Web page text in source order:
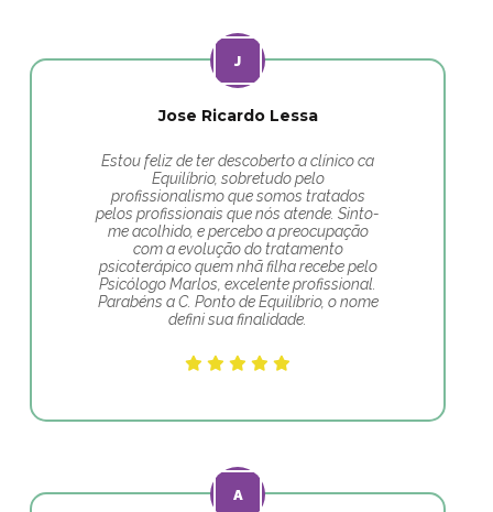
Jose Ricardo Lessa
Estou feliz de ter descoberto a clínico ca
Equilíbrio, sobretudo pelo
profissionalismo que somos tratados
pelos profissionais que nós atende. Sinto-
me acolhido, e percebo a preocupação
com a evolução do tratamento
psicoterápico quem nhã filha recebe pelo
Psicólogo Marlos, excelente profissional.
Parabéns a C. Ponto de Equilíbrio, o nome
defini sua finalidade.